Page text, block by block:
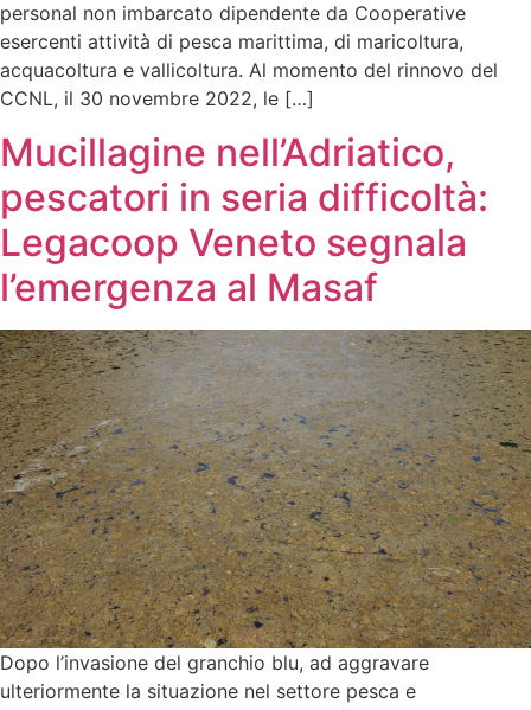
personal non imbarcato dipendente da Cooperative
esercenti attività di pesca marittima, di maricoltura,
acquacoltura e vallicoltura. Al momento del rinnovo del
CCNL, il 30 novembre 2022, le […]
Mucillagine nell’Adriatico,
pescatori in seria difficoltà:
Legacoop Veneto segnala
l’emergenza al Masaf
Dopo l’invasione del granchio blu, ad aggravare
ulteriormente la situazione nel settore pesca e